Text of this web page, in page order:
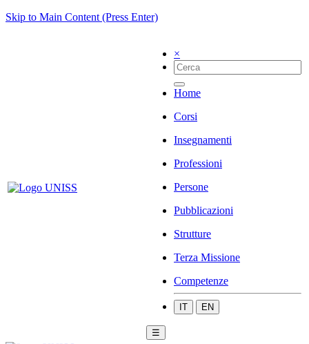
Skip to Main Content (Press Enter)
×
Home
Corsi
Insegnamenti
Professioni
Persone
Pubblicazioni
Strutture
Terza Missione
Competenze
IT EN
☰